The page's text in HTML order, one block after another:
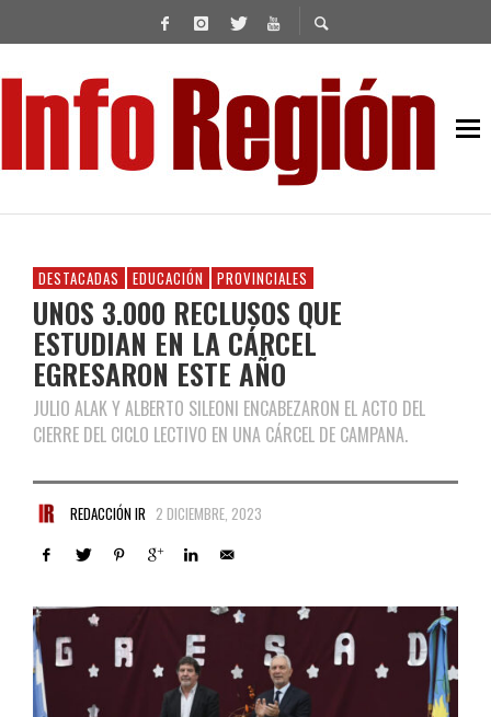
DESTACADAS EDUCACIÓN PROVINCIALES
UNOS 3.000 RECLUSOS QUE
ESTUDIAN EN LA CÁRCEL
EGRESARON ESTE AÑO
JULIO ALAK Y ALBERTO SILEONI ENCABEZARON EL ACTO DEL
CIERRE DEL CICLO LECTIVO EN UNA CÁRCEL DE CAMPANA.
REDACCIÓN IR 2 DICIEMBRE, 2023